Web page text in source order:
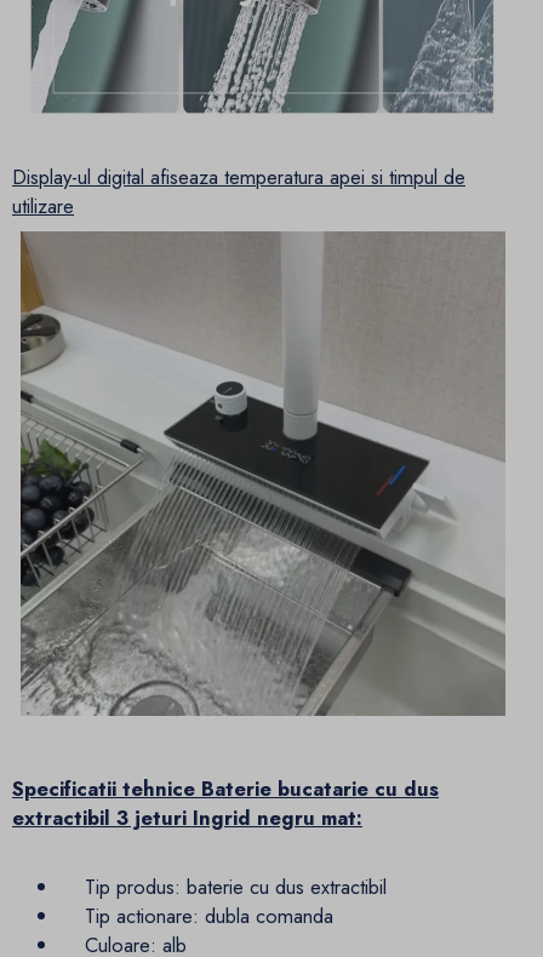
Display-ul digital afiseaza temperatura apei si timpul de
utilizare
Specificatii tehnice Baterie bucatarie cu dus
extractibil 3 jeturi Ingrid negru mat:
Tip produs: baterie cu dus extractibil
Tip actionare: dubla comanda
Culoare: alb